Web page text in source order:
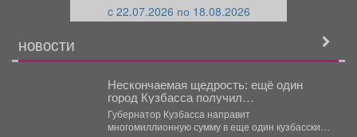
c 22.07.2026 по 18.08.2026
НОВОСТИ
Нескончаемая щедрость: ещё один
город Кузбасса получил
многомиллионный подарок от властей
Губернатор Кузбасса направит
многомиллионную сумму в еще один кузбасский